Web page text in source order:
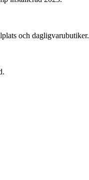
och dagligvarubutiker.